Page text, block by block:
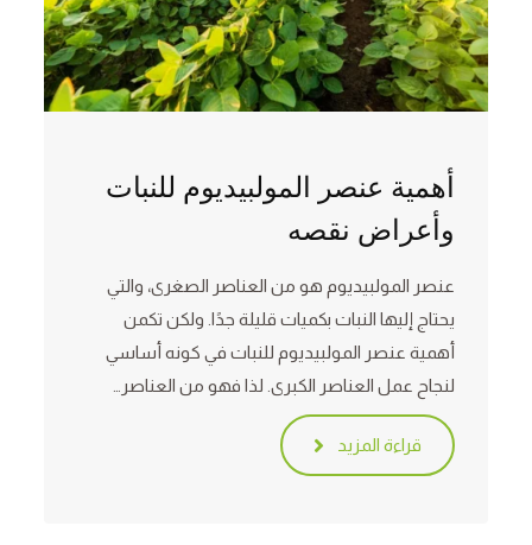
أهمية عنصر المولبيديوم للنبات
وأعراض نقصه
عنصر المولبيديوم هو من العناصر الصغرى، والتي
يحتاج إليها النبات بكميات قليلة جدًا. ولكن تكمن
أهمية عنصر المولبيديوم للنبات في كونه أساسي
لنجاح عمل العناصر الكبرى. لذا فهو من العناصر…
قراءة المزيد